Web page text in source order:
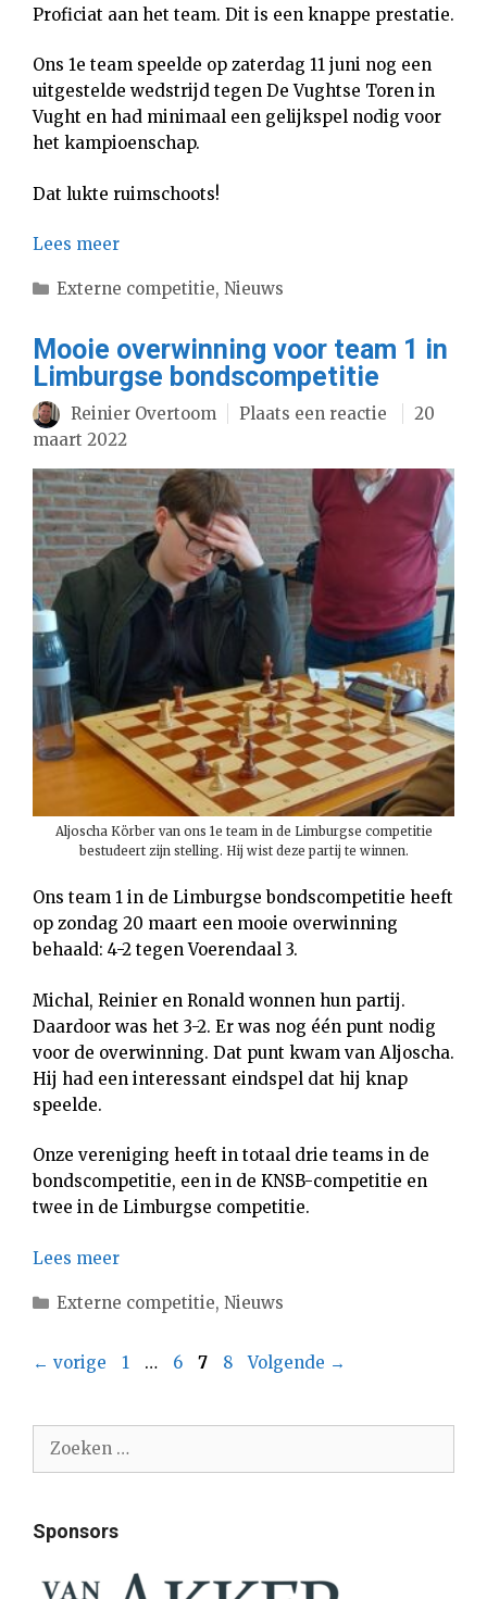
Proficiat aan het team. Dit is een knappe prestatie.
Ons 1e team speelde op zaterdag 11 juni nog een
uitgestelde wedstrijd tegen De Vughtse Toren in
Vught en had minimaal een gelijkspel nodig voor
het kampioenschap.
Dat lukte ruimschoots!
Lees meer
Categorieën
Externe competitie, Nieuws
Mooie overwinning voor team 1 in
Limburgse bondscompetitie
Reinier Overtoom Plaats een reactie
20
maart 2022
Aljoscha Körber van ons 1e team in de Limburgse competitie
bestudeert zijn stelling. Hij wist deze partij te winnen.
Ons team 1 in de Limburgse bondscompetitie heeft
op zondag 20 maart een mooie overwinning
behaald: 4-2 tegen Voerendaal 3.
Michal, Reinier en Ronald wonnen hun partij.
Daardoor was het 3-2. Er was nog één punt nodig
voor de overwinning. Dat punt kwam van Aljoscha.
Hij had een interessant eindspel dat hij knap
speelde.
Onze vereniging heeft in totaal drie teams in de
bondscompetitie, een in de KNSB-competitie en
twee in de Limburgse competitie.
Lees meer
Categorieën
Externe competitie, Nieuws
← vorige Pagina
1 … Pagina
6 Pagina
7 Pagina
8 Volgende →
naar:
Sponsors